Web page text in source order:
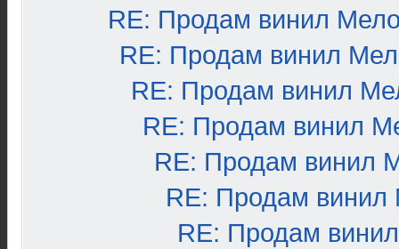
RE: Продам винил
RE: Продам винил
RE: Продам винил
RE: Продам винил
RE: Продам винил
RE: Продам винил
RE: Продам